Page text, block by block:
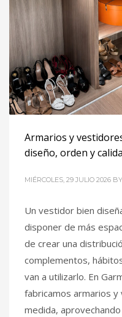
Armarios y
diseño, orden y
MIÉRCOLES, 29 JULIO 2026 BY
Un vestidor bien
disponer de más
de crear una
complementos,
van a utilizarlo. En
fabricamos armarios
medida,